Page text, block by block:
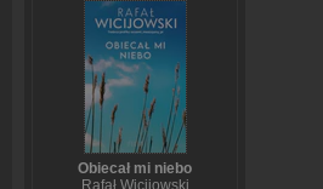
Obiecał mi niebo
Rafał Wicijowski